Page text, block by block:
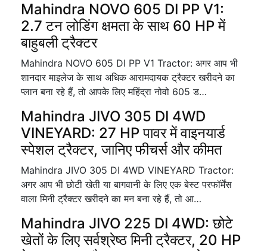
Mahindra NOVO 605 DI PP V1:
2.7 टन लोडिंग क्षमता के साथ 60 HP में
बाहुबली ट्रैक्टर
Mahindra NOVO 605 DI PP V1 Tractor: अगर आप भी
शानदार माइलेज के साथ अधिक आरामदायक ट्रैक्टर खरीदने का
प्लान बना रहे हैं, तो आपके लिए महिंद्रा नोवो 605 ड…
Mahindra JIVO 305 DI 4WD
VINEYARD: 27 HP पावर में वाइनयार्ड
स्पेशल ट्रैक्टर, जानिए फीचर्स और कीमत
Mahindra JIVO 305 DI 4WD VINEYARD Tractor:
अगर आप भी छोटी खेती या बागवानी के लिए एक बेस्ट परफॉर्मेंस
वाला मिनी ट्रैक्टर खरीदने का मन बना रहे हैं, तो आ…
Mahindra JIVO 225 DI 4WD: छोटे
खेतों के लिए सर्वश्रेष्ठ मिनी ट्रैक्टर, 20 HP